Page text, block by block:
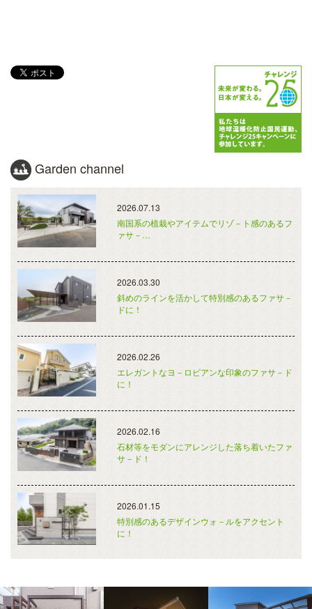
Garden channel
2026.07.13
南国系の植栽やアイテムでリゾ－ト感のあるフ
ァサ－…
2026.03.30
斜めのラインを活かして特別感のあるファサ－
ドに！
2026.02.26
エレガントなヨ－ロピアンな印象のファサ－ド
に！
2026.02.16
石材等をモダンにアレンジした落ち着いたファ
サ－ド！
2026.01.15
特別感のあるデザインウォ－ルをアクセント
に！